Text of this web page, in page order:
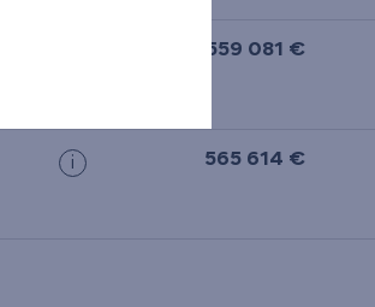
559 081 €
i 565 614 €